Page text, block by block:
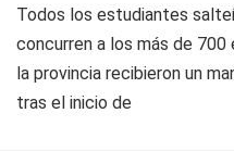
Todos los estudiantes
concurren a los más de
la provincia recibieron un
tras el inicio de